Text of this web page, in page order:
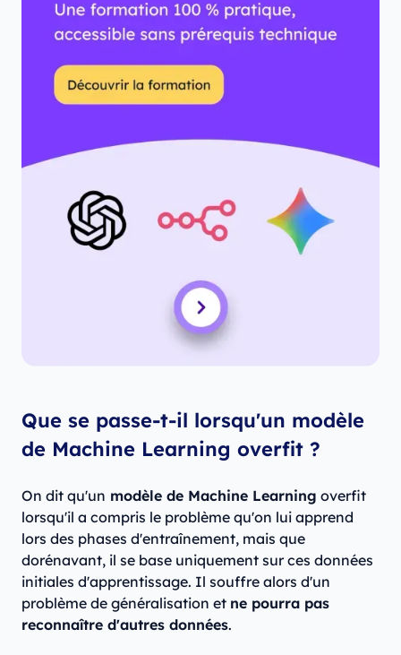
Que se passe-t-il lorsqu'un modèle
de Machine Learning overfit ?
On dit qu'un modèle de Machine Learning overfit
lorsqu'il a compris le problème qu'on lui apprend
lors des phases d'entraînement, mais que
dorénavant, il se base uniquement sur ces données
initiales d'apprentissage. Il souffre alors d'un
problème de généralisation et ne pourra pas
reconnaître d'autres données.